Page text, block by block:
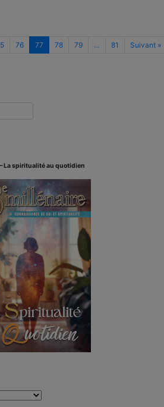
76 77 78 79 … 81 Suivant »
La spiritualité au quotidien